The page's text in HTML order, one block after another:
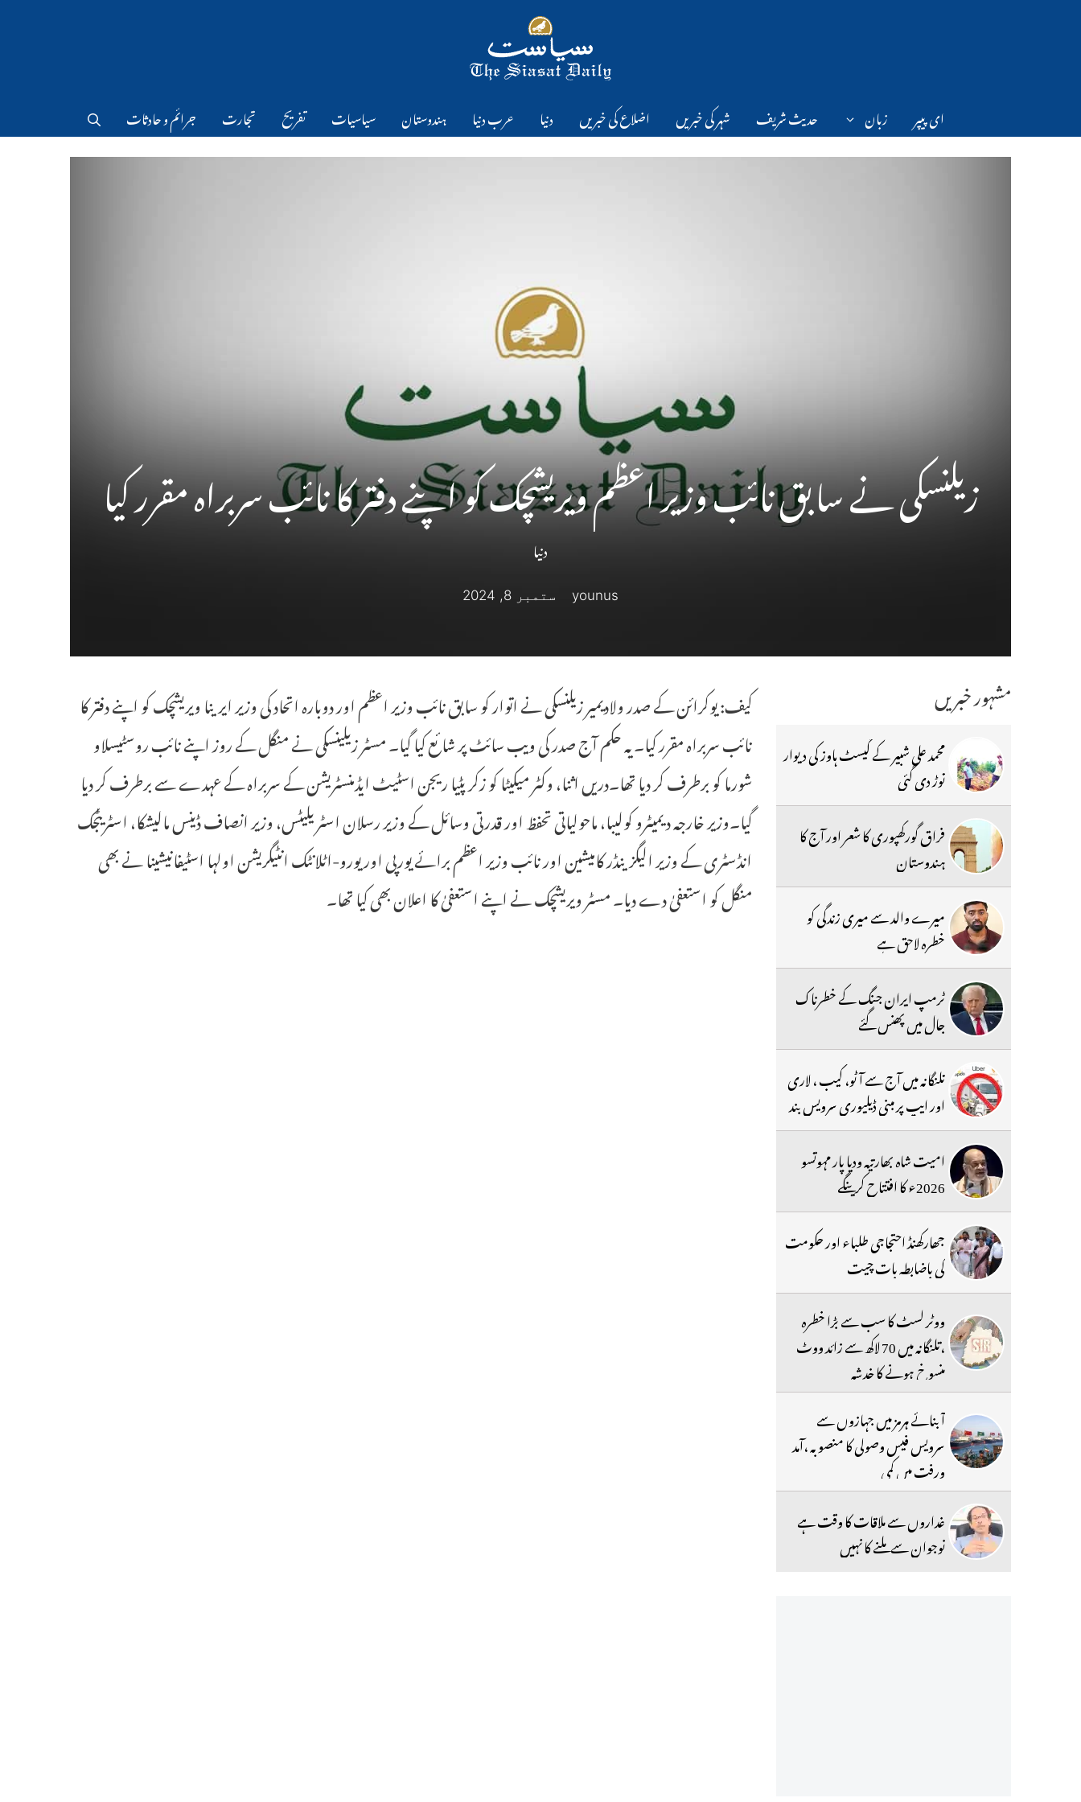
ای پیپر زبان حدیث شریف شہر کی خبریں اضلاع کی خبریں دنیا عرب دنیا ہندوستان سیاسیات تفریح تجارت جرائم و حادثات
زیلنسکی نے سابق نائب وزیر اعظم ویریشچک کو اپنے دفتر کا نائب سربراہ مقرر کیا
دنیا
younus ستمبر 8, 2024
کیف: یوکرائن کے صدر ولادیمیر زیلنسکی نے اتوار کو سابق نائب وزیر اعظم اور دوبارہ اتحاد کی وزیر ایرینا ویریشچک کو اپنے دفتر کا
نائب سربراہ مقرر کیا۔یہ حکم آج صدر کی ویب سائٹ پر شائع کیا گیا۔ مسٹر زیلینسکی نے منگل کے روز اپنے نائب روسٹیسلاو
شورما کو برطرف کر دیا تھا۔دریں اثنا، وکٹر میکیٹا کو زکر پٹیا ریجن اسٹیٹ ایڈمنسٹریشن کے سربراہ کے عہدے سے برطرف کر دیا
گیا۔وزیر خارجہ دیمیٹرو کولیبا، ماحولیاتی تحفظ اور قدرتی وسائل کے وزیر رسلان اسٹریلیٹس، وزیر انصاف ڈینس مالیشکا، اسٹریٹجک
انڈسٹری کے وزیر الیگزینڈر کامیشین اور نائب وزیر اعظم برائے یورپی اور یورو-اٹلانٹک انٹیگریشن اولہا اسٹیفانیشینا نے بھی
منگل کو استعفیٰ دے دیا۔ مسٹر ویریشچک نے اپنے استعفیٰ کا اعلان بھی کیا تھا۔
مشہور خبریں
محمد علی شبیر کے گیسٹ ہاوز کی دیوار
توڑ دی گئی
فراق گورکھپوری کا شعر اور آج کا
ہندوستان
میرے والد سے میری زندگی کو
خطرہ لاحق ہے
ٹرمپ ایران جنگ کے خطرناک
جال میں پھنس گئے
تلنگانہ میں آج سے آٹو، کیب ، لاری
اور ایپ پر مبنی ڈیلیوری سرویس بند
امیت شاہ بھارتیہ ودیا پار مہوتسو
2026ء کا افتتاح کرینگے
جھارکھنڈ احتجاجی طلباء اور حکومت
کی باضابطہ بات چیت
ووٹر لسٹ کا سب سے بڑا خطرہ
،تلنگانہ میں 70 لاکھ سے زائد ووٹ
منسوخ ہونے کا خدشہ
آبنائے ہرمز میں جہازوں سے
سرویس فیس وصولی کا منصوبہ ،آمد
ورفت میں کمی
غداروں سے ملاقات کا وقت ہے
نوجوان سے ملنے کا نہیں